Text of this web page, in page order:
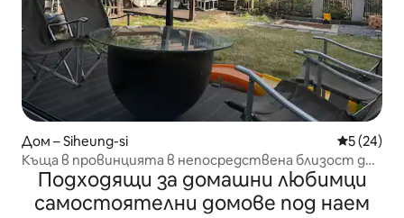
Дом – Siheung-si Средна
5 (24)
Къща в провинцията в непосредствена близост до
Сеул, 5 минути от гара Бучеон, 5 минути от Сихун IC
[Малък рай]
Подходящи за домашни любимци
самостоятелни домове под наем